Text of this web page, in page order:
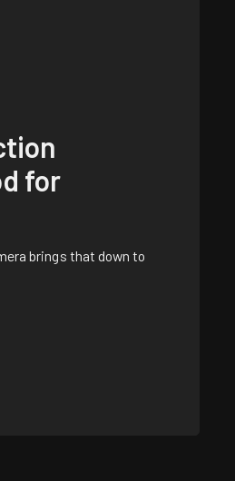
for
brings that down to